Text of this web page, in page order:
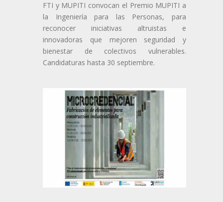
FTI y MUPITI convocan el Premio MUPITI a
la Ingeniería para las Personas, para
reconocer iniciativas altruistas e
innovadoras que mejoren seguridad y
bienestar de colectivos vulnerables.
Candidaturas hasta 30 septiembre.